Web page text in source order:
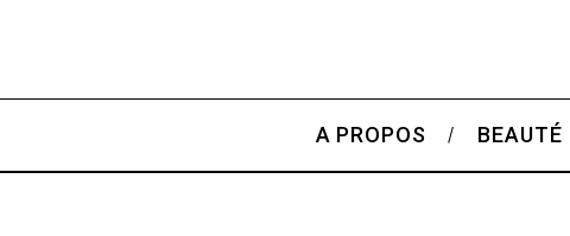
A PROPOS BEAUTÉ